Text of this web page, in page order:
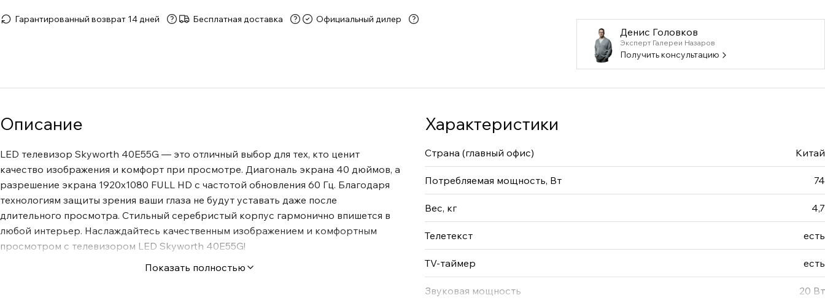
Денис Головков
Эксперт Галереи Назаров
Получить консультацию
Гарантированный возврат 14 дней Бесплатная доставка Официальный дилер
Описание
LED телевизор Skyworth 40E55G — это отличный выбор для тех, кто ценит
качество изображения и комфорт при просмотре. Диагональ экрана 40 дюймов, а
разрешение экрана 1920x1080 FULL HD с частотой обновления 60 Гц. Благодаря
технологиям защиты зрения ваши глаза не будут уставать даже после
длительного просмотра. Стильный серебристый корпус гармонично впишется в
любой интерьер. Наслаждайтесь качественным изображением и комфортным
просмотром с телевизором LED Skyworth 40E55G!
Показать полностью
Характеристики
Страна (главный офис) Китай
Потребляемая мощность, Вт 74
Вес, кг 4,7
Телетекст есть
TV-таймер есть
Звуковая мощность
20 Вт